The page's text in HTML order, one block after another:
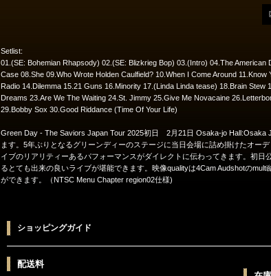
Setlist:
01.(SE: Bohemian Rhapsody) 02.(SE: Blizkrieg Bop) 03.(Intro) 04.The
Case 08.She 09.Who Wrote Holden Caulfield? 10.When I Come Around
Radio 14.Dilemma 15.21 Guns 16.Minority 17.(Linda Linda tease) 18.Brain
Dreams 23.Are We The Waiting 24.St. Jimmy 25.Give Me Novacaine
29.Bobby Sox 30.Good Riddance (Time Of Your Life)
Green Day - The Saviors Japan Tour 2025初日 2月21日 Osaka-jo
ます。5年ぶりとなるグリーンディーのステージに当日会場に詰め掛けたオー
イブのリアリティーあるパフォーマンスがダイレクトに伝わってきます。初
るとても出来の良いライブが堪能できます。映像qualityは4Cam Audshotの
ができます。（NTSC Menu Chapter region02仕様)
ショッピングガイド
配送料